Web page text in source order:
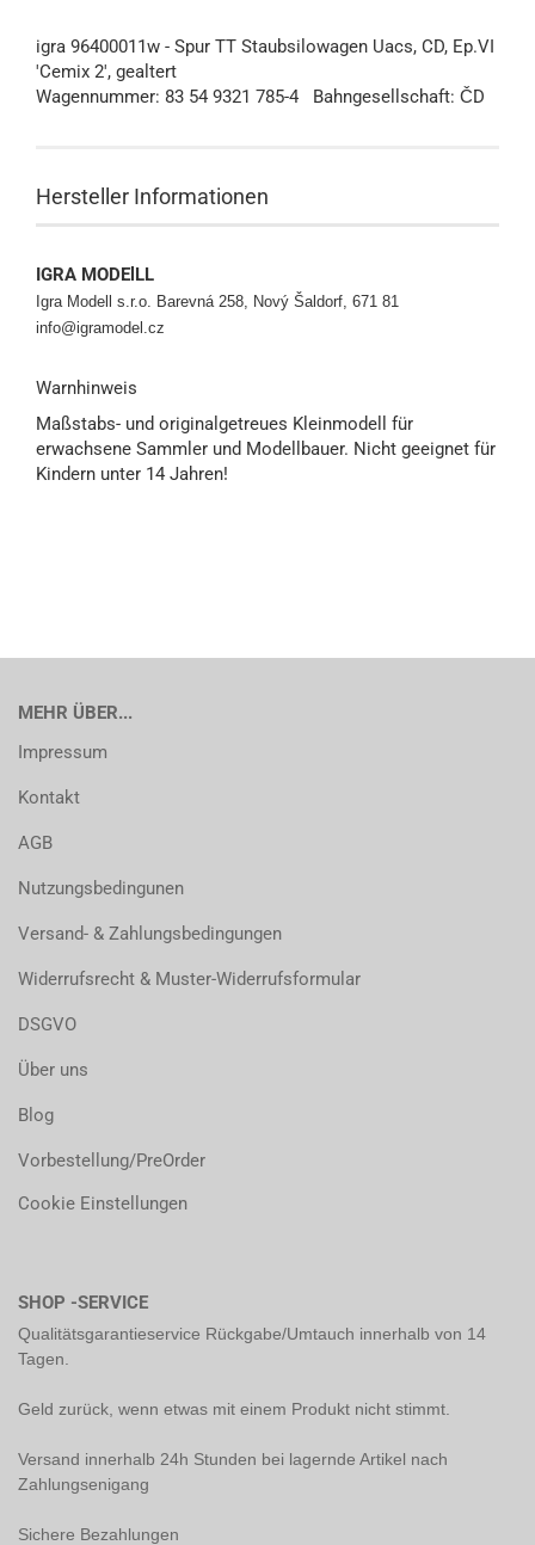
igra 96400011w - Spur TT Staubsilowagen Uacs, CD, Ep.VI
'Cemix 2', gealtert
Wagennummer: 83 54 9321 785-4 Bahngesellschaft: ČD
Hersteller Informationen
IGRA MODElLL
Igra Modell s.r.o. Barevná 258, Nový Šaldorf, 671 81
info@igramodel.cz
Warnhinweis
Maßstabs- und originalgetreues Kleinmodell für
erwachsene Sammler und Modellbauer. Nicht geeignet für
Kindern unter 14 Jahren!
MEHR ÜBER...
Impressum
Kontakt
AGB
Nutzungsbedingunen
Versand- & Zahlungsbedingungen
Widerrufsrecht & Muster-Widerrufsformular
DSGVO
Über uns
Blog
Vorbestellung/PreOrder
Cookie Einstellungen
SHOP -SERVICE
Qualitätsgarantieservice Rückgabe/Umtauch innerhalb von 14
Tagen.
Geld zurück, wenn etwas mit einem Produkt nicht stimmt.
Versand innerhalb 24h Stunden bei lagernde Artikel nach
Zahlungsenigang
Sichere Bezahlungen